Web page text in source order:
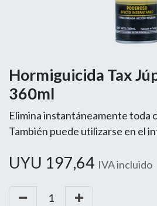
Hormiguicida Tax
360ml
Elimina instantáneamente toda
También puede utilizarse en el
UYU 197,64 IVA incluido